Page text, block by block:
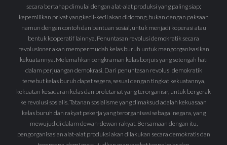
secara bertahap dimulai dengan alat-alat produksi yang paling siap;
kepemilikan privat yang kecil-kecil akan didorong, bukan dengan paksaan
namun dengan contoh dan bantuan sosial, untuk menjadi koperasi atau
bentuk kooperatif lainnya. Penuntasan revolusi demokratik secara
revolusioner akan mempermudah kelas buruh untuk mengorganisasikan
kekuatannya. Melemahkan cengkraman kelas borjuis yang setengah hati
dalam perjuangan demokrasi. Dari penuntasan revolusi demokratik
tersebut kelas buruh dapat segera, sesuai dengan tingkat kekuatannya,
kekuatan kesadaran kelas dan proletariat yang terorganisir, untuk bergerak
ke revolusi sosialis. Tatanan sosialisme yang dimaksud adalah kekuasaan
kelas buruh dan rakyat pekerja yang terorganisasi sebagai negara, yang
mewujud di dalam dewan-dewan rakyat. Bersamaan dengan itu,
pengorganisasian alat-alat produksi akan dilakukan secara demokratis dan